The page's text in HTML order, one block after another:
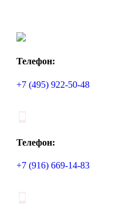
Телефон:
+7 (495) 922-50-48
Телефон:
+7 (916) 669-14-83